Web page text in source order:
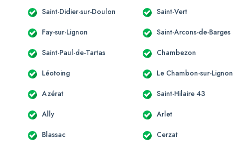
Saint-Didier-sur-Doulon Saint-Vert
Fay-sur-Lignon Saint-Arcons-de-Barges
Saint-Paul-de-Tartas Chambezon
Léotoing Le Chambon-sur-Lignon
Azérat Saint-Hilaire 43
Ally Arlet
Blassac Cerzat